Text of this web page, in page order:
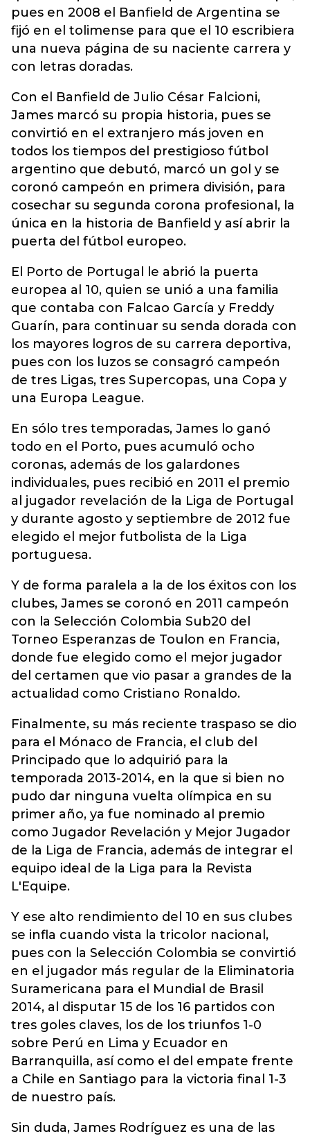
pues en 2008 el Banfield de Argentina se
fijó en el tolimense para que el 10 escribiera
una nueva página de su naciente carrera y
con letras doradas.
Con el Banfield de Julio César Falcioni,
James marcó su propia historia, pues se
convirtió en el extranjero más joven en
todos los tiempos del prestigioso fútbol
argentino que debutó, marcó un gol y se
coronó campeón en primera división, para
cosechar su segunda corona profesional, la
única en la historia de Banfield y así abrir la
puerta del fútbol europeo.
El Porto de Portugal le abrió la puerta
europea al 10, quien se unió a una familia
que contaba con Falcao García y Freddy
Guarín, para continuar su senda dorada con
los mayores logros de su carrera deportiva,
pues con los luzos se consagró campeón
de tres Ligas, tres Supercopas, una Copa y
una Europa League.
En sólo tres temporadas, James lo ganó
todo en el Porto, pues acumuló ocho
coronas, además de los galardones
individuales, pues recibió en 2011 el premio
al jugador revelación de la Liga de Portugal
y durante agosto y septiembre de 2012 fue
elegido el mejor futbolista de la Liga
portuguesa.
Y de forma paralela a la de los éxitos con los
clubes, James se coronó en 2011 campeón
con la Selección Colombia Sub20 del
Torneo Esperanzas de Toulon en Francia,
donde fue elegido como el mejor jugador
del certamen que vio pasar a grandes de la
actualidad como Cristiano Ronaldo.
Finalmente, su más reciente traspaso se dio
para el Mónaco de Francia, el club del
Principado que lo adquirió para la
temporada 2013-2014, en la que si bien no
pudo dar ninguna vuelta olímpica en su
primer año, ya fue nominado al premio
como Jugador Revelación y Mejor Jugador
de la Liga de Francia, además de integrar el
equipo ideal de la Liga para la Revista
L'Equipe.
Y ese alto rendimiento del 10 en sus clubes
se infla cuando vista la tricolor nacional,
pues con la Selección Colombia se convirtió
en el jugador más regular de la Eliminatoria
Suramericana para el Mundial de Brasil
2014, al disputar 15 de los 16 partidos con
tres goles claves, los de los triunfos 1-0
sobre Perú en Lima y Ecuador en
Barranquilla, así como el del empate frente
a Chile en Santiago para la victoria final 1-3
de nuestro país.
Sin duda, James Rodríguez es una de las